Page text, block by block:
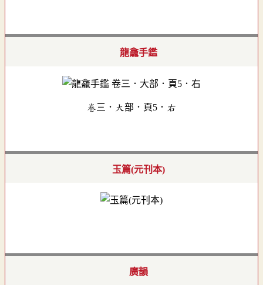
龍龕手鑑
卷三．大部．頁5．右
玉篇(元刊本)
廣韻